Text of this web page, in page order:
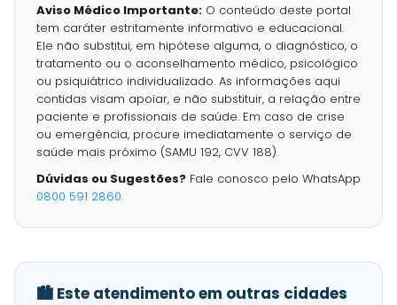
Aviso Médico Importante: O conteúdo deste portal
tem caráter estritamente informativo e educacional.
Ele não substitui, em hipótese alguma, o diagnóstico, o
tratamento ou o aconselhamento médico, psicológico
ou psiquiátrico individualizado. As informações aqui
contidas visam apoiar, e não substituir, a relação entre
paciente e profissionais de saúde. Em caso de crise
ou emergência, procure imediatamente o serviço de
saúde mais próximo (SAMU 192, CVV 188).
Dúvidas ou Sugestões? Fale conosco pelo WhatsApp
0800 591 2860.
🏙️ Este atendimento em outras cidades